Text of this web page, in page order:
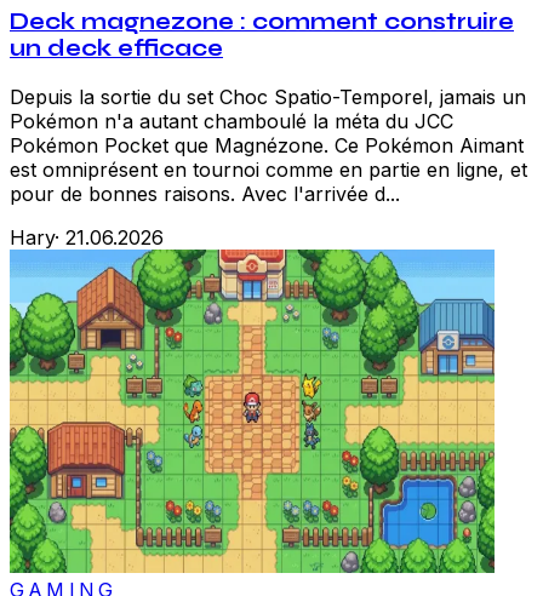
Deck magnezone : comment construire
un deck efficace
Depuis la sortie du set Choc Spatio-Temporel, jamais un
Pokémon n'a autant chamboulé la méta du JCC
Pokémon Pocket que Magnézone. Ce Pokémon Aimant
est omniprésent en tournoi comme en partie en ligne, et
pour de bonnes raisons. Avec l'arrivée d...
Hary· 21.06.2026
GAMING